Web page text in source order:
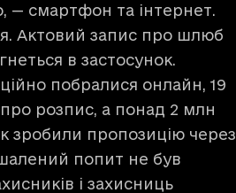
— смартфон та інтернет.
Актовий запис про шлюб
в застосунок.
побралися онлайн, 19
розпис, а понад 2 млн
зробили пропозицію через
попит не був
і захисниць